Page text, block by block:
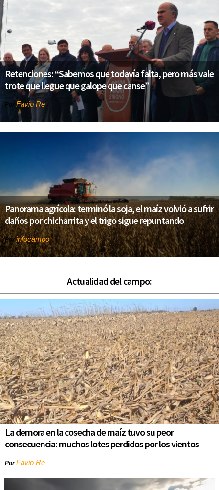
Retenciones: “Sabemos que todavía falta, pero más vale
trote que llegue que galope que canse”
Por Favio Re
Panorama agrícola: terminó la soja, el maíz volvió a sufrir
daños por chicharrita y el trigo sigue repuntando
Porinfocampo
Actualidad del campo:
La demora en la cosecha de maíz tuvo su peor
consecuencia: muchos lotes perdidos por los vientos
PorFavio Re